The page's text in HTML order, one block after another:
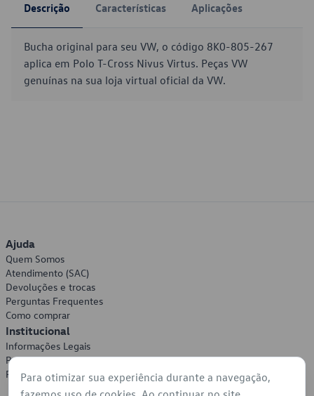
Descrição Características Aplicações
Bucha original para seu VW, o código 8K0-805-267
aplica em Polo T-Cross Nivus Virtus. Peças VW
genuínas na sua loja virtual oficial da VW.
Ajuda
Quem Somos
Atendimento (SAC)
Devoluções e trocas
Perguntas Frequentes
Como comprar
Institucional
Informações Legais
Política de Privacidade
Política de Cookies
Para otimizar sua experiência durante a navegação,